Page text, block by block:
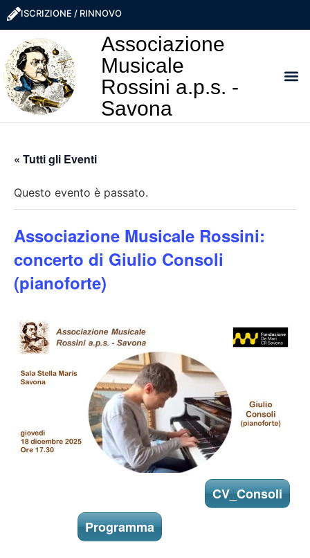
ISCRIZIONE / RINNOVO
Associazione
Musicale
Rossini a.p.s. -
Savona
« Tutti gli Eventi
Questo evento è passato.
Associazione Musicale Rossini:
concerto di Giulio Consoli
(pianoforte)
CV_Consoli
Programma